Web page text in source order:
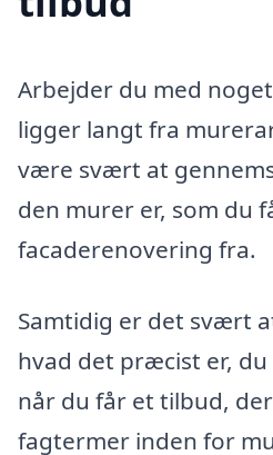
Arbejder du med
ligger langt fra
være svært at
den murer er, som du
facaderenovering fra.
Samtidig er det svært
hvad det præcist er,
når du får et tilbud,
fagtermer inden for